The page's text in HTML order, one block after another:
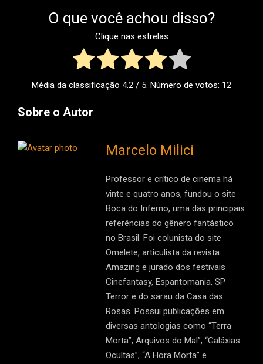
O que você achou disso?
Clique nas estrelas
Média da classificação 4.2 / 5. Número de votos: 12
Sobre o Autor
Marcelo Milici
Professor e crítico de cinema há
vinte e quatro anos, fundou o site
Boca do Inferno, uma das principais
referências do gênero fantástico
no Brasil. Foi colunista do site
Omelete, articulista da revista
Amazing e jurado dos festivais
Cinefantasy, Espantomania, SP
Terror e do sarau da Casa das
Rosas. Possui publicações em
diversas antologias como “Terra
Morta”, Arquivos do Mal”, “Galáxias
Ocultas”, “A Hora Morta” e